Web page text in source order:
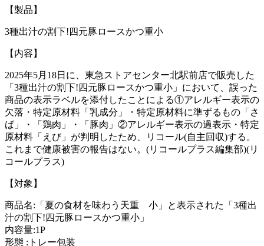
【製品】
3種出汁の割下!四元豚ロースかつ重小
【内容】
2025年5月18日に、東急ストアセンター北駅前店で販売した
「3種出汁の割下!四元豚ロースかつ重小」において、誤った
商品の表示ラベルを添付したことによる①アレルギー表示の
欠落・特定原材料「乳成分」・特定原材料に準ずるもの「さ
ば」・「鶏肉」・「豚肉」②アレルギー表示の過表示・特定
原材料「えび」が判明したため、リコール(自主回収)する。
これまで健康被害の報告はない。(リコールプラス編集部)(リ
コールプラス)
【対象】
商品名:「夏の食材を味わう天重 小」と表示された「3種出
汁の割下!四元豚ロースかつ重小」
内容量:1P
形態 :トレー包装